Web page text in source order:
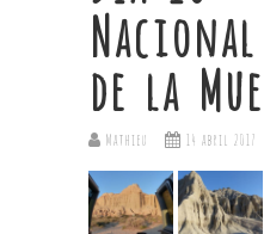
de la
Mathieu 14 abril 2017